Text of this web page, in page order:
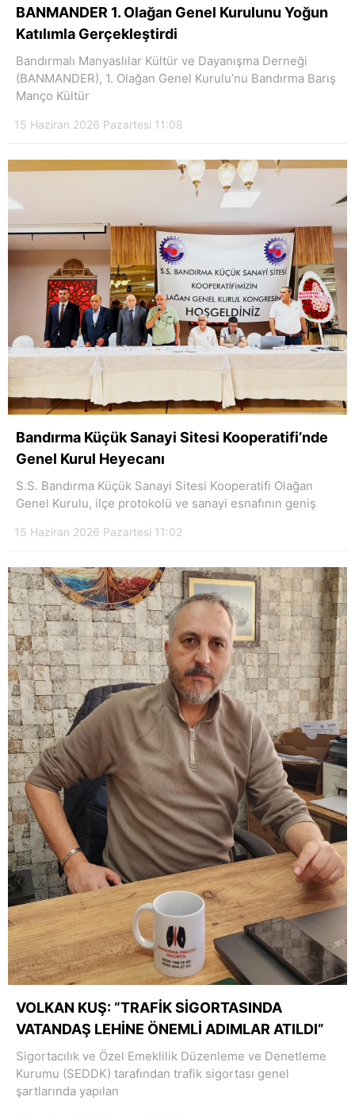
BANMANDER 1. Olağan Genel Kurulunu Yoğun
Katılımla Gerçekleştirdi
Bandırmalı Manyaslılar Kültür ve Dayanışma Derneği
(BANMANDER), 1. Olağan Genel Kurulu’nu Bandırma Barış
Manço Kültür
15 Haziran 2026 Pazartesi 11:08
Bandırma Küçük Sanayi Sitesi Kooperatifi’nde
Genel Kurul Heyecanı
S.S. Bandırma Küçük Sanayi Sitesi Kooperatifi Olağan
Genel Kurulu, ilçe protokolü ve sanayi esnafının geniş
15 Haziran 2026 Pazartesi 11:02
VOLKAN KUŞ: “TRAFİK SİGORTASINDA
VATANDAŞ LEHİNE ÖNEMLİ ADIMLAR ATILDI”
Sigortacılık ve Özel Emeklilik Düzenleme ve Denetleme
Kurumu (SEDDK) tarafından trafik sigortası genel
şartlarında yapılan